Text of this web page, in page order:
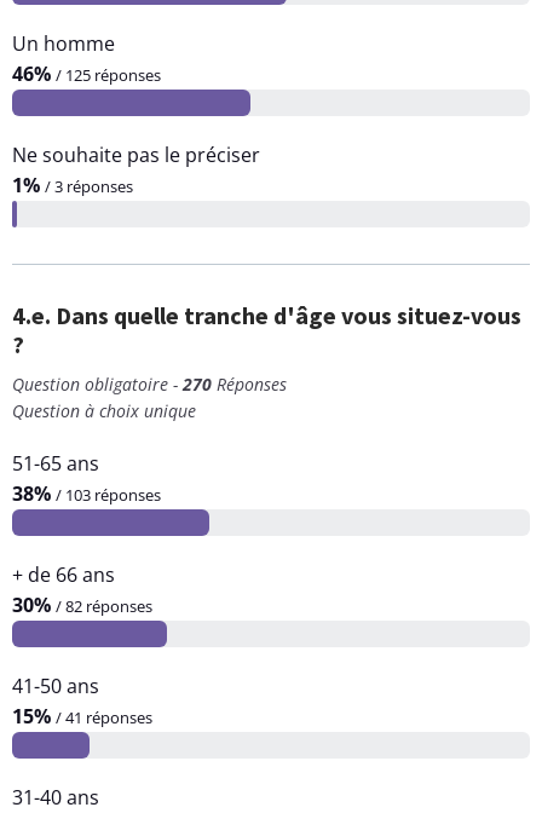
Un homme
46% / 125 réponses
Ne souhaite pas le préciser
1% / 3 réponses
4.e. Dans quelle tranche d'âge vous situez-vous
?
Question obligatoire -270 Réponses
Question à choix unique
51-65 ans
38% / 103 réponses
+ de 66 ans
30% / 82 réponses
41-50 ans
15% / 41 réponses
31-40 ans